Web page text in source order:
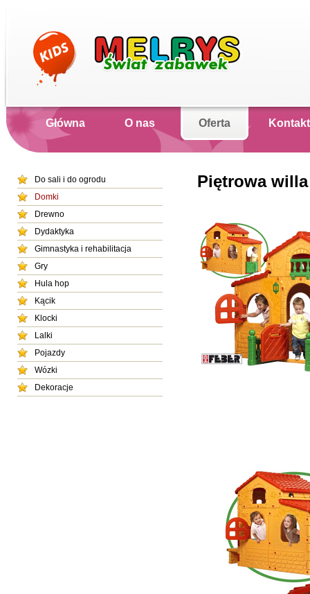
Główna O nas Oferta Kontakt
Do sali i do ogrodu
Domki
Drewno
Dydaktyka
Gimnastyka i rehabilitacja
Gry
Hula hop
Kącik
Klocki
Lalki
Pojazdy
Wózki
Dekoracje
Piętrowa willa